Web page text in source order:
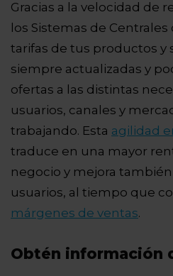
Gracias a la velocidad de
los Sistemas de Centrales
tarifas de tus productos y
siempre actualizadas y
ofertas a las distintas
usuarios, canales y
trabajando. Esta agilidad
traduce en una mayor
negocio y mejora
usuarios, al tiempo que
márgenes de ventas.
Obtén información